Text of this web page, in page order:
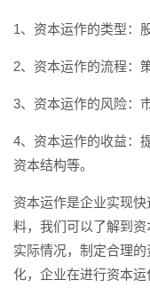
1、资本运作的类型：
2、资本运作的流程：
3、资本运作的风险：
4、资本运作的收益：
资本结构等。
资本运作是企业实现
料，我们可以了解到
实际情况，制定合理
化，企业在进行资本